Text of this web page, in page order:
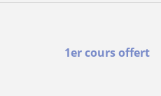
1er cours offert